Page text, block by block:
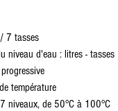
7 tasses
niveau d'eau : litres - tasses
température
niveaux, de 50°C à 100°C